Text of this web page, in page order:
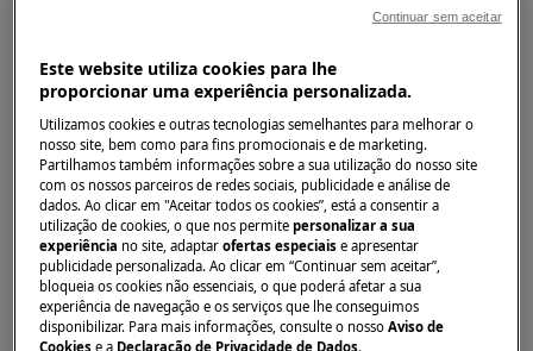
Use óculos de proteção se realizar trabalhos de
manutenção ou reparação que envolvam molas.
Este website utiliza cookies para lhe
proporcionar uma experiência personalizada.
Utilizamos cookies e outras tecnologias semelhantes para melhorar o
nosso site, bem como para fins promocionais e de marketing.
Partilhamos também informações sobre a sua utilização do nosso site
com os nossos parceiros de redes sociais, publicidade e análise de
dados. Ao clicar em "Aceitar todos os cookies”, está a consentir a
utilização de cookies, o que nos permitepersonalizar a sua
experiência no site, adaptarofertas especiaise apresentar
publicidade personalizada. Ao clicar em “Continuar sem aceitar”,
bloqueia os cookies não essenciais, o que poderá afetar a sua
experiência de navegação e os serviços que lhe conseguimos
disponibilizar. Para mais informações, consulte o nossoAviso de
Cookies e a Declaração de Privacidade de Dados.
Continuar sem aceitar